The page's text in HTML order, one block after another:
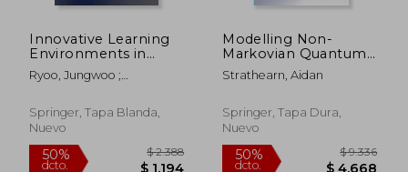
50% 50%
Innovative Learning
Environments in
Stem Higher
Education:
Challenges, and
Looking Forward (en
Ryoo, Jungwoo ;
Springer, Tapa Blanda,
Nuevo
Modelling Non-
Markovian Quantum
Systems Using Tensor
Networks (en Inglés)
Strathearn, Aidan
Springer, Tapa Dura,
Nuevo